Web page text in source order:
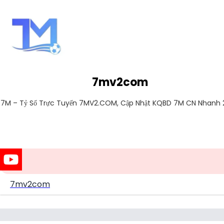
7mv2com
7M – Tỷ Số Trực Tuyến 7MV2.COM, Cập Nhật KQBD 7M CN Nhanh
7mv2com